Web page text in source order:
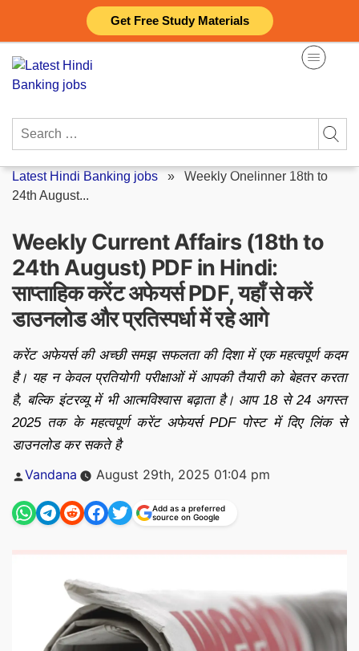
Get Free Study Materials
content
Search
Latest Hindi Banking jobs » Weekly Onelinner 18th to
24th August...
Weekly Current Affairs (18th to
24th August) PDF in Hindi:
साप्ताहिक करेंट अफेयर्स PDF, यहाँ से करें
डाउनलोड और प्रतिस्पर्धा में रहे आगे
करेंट अफेयर्स की अच्छी समझ सफलता की दिशा में एक महत्वपूर्ण कदम
है। यह न केवल प्रतियोगी परीक्षाओं में आपकी तैयारी को बेहतर करता
है, बल्कि इंटरव्यू में भी आत्मविश्वास बढ़ाता है। आप 18 से 24 अगस्त
2025 तक के महत्वपूर्ण करेंट अफेयर्स PDF पोस्ट में दिए लिंक से
डाउनलोड कर सकते है
Posted
Vandana August 29th, 2025 01:04 pm
Add as a preferred
source on Google